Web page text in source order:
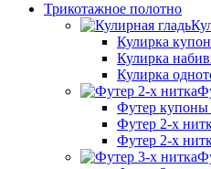
Трикотажное полотно
Кулирка
Кулирка
Кулирка
Футер купоны
Футер 2-х
Футер 2-х